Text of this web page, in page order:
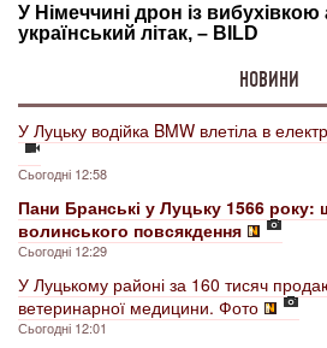
НОВИНИ
У Луцьку водійка BMW влетіла в
Сьогодні 12:58
Пани Бранські у Луцьку 1566 року:
волинського повсякдення
Сьогодні 12:29
У Луцькому районі за 160 тисяч
ветеринарної медицини. Фото
Сьогодні 12:01